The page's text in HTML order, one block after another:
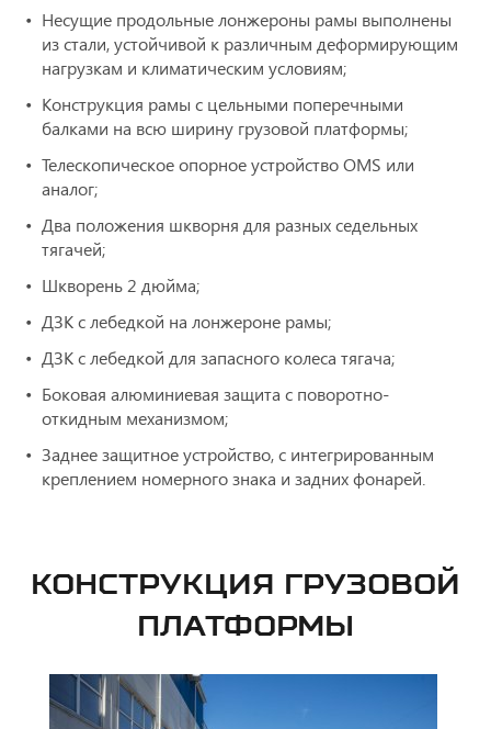
Несущие продольные лонжероны рамы выполнены
из стали, устойчивой к различным деформирующим
нагрузкам и климатическим условиям;
Конструкция рамы с цельными поперечными
балками на всю ширину грузовой платформы;
Телескопическое опорное устройство OMS или
аналог;
Два положения шкворня для разных седельных
тягачей;
Шкворень 2 дюйма;
ДЗК с лебедкой на лонжероне рамы;
ДЗК с лебедкой для запасного колеса тягача;
Боковая алюминиевая защита с поворотно-
откидным механизмом;
Заднее защитное устройство, с интегрированным
креплением номерного знака и задних фонарей.
КОНСТРУКЦИЯ ГРУЗОВОЙ
ПЛАТФОРМЫ